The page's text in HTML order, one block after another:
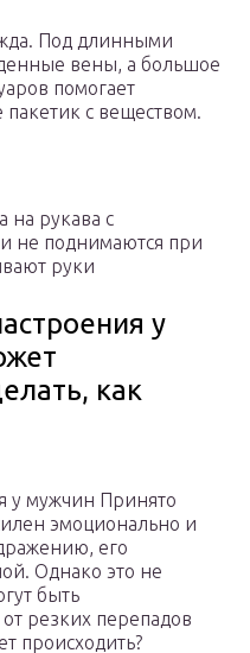
Под длинными
вены, а большое
помогает
пакетик с веществом.
на рукава с
не поднимаются при
руки
у
как
у мужчин Принято
эмоционально и
его
Однако это не
быть
резких перепадов
происходить?